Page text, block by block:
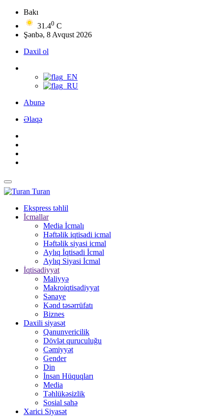
Bakı
31.40 C
Şənbə, 8 Avqust 2026
Daxil ol
Abunə
Əlaqə
Turan
Ekspress təhlil
İcmallar
Media İcmalı
Həftəlik iqtisadi icmal
Həftəlik siyasi icmal
Aylıq İqtisadi İcmal
Aylıq Siyasi İcmal
İqtisadiyyat
Maliyyə
Makroiqtisadiyyat
Sənaye
Kənd təsərrüfatı
Biznes
Daxili siyasət
Qanunvericilik
Dövlət quruculuğu
Cəmiyyət
Gender
Din
İnsan Hüquqları
Media
Təhlükəsizlik
Sosial sahə
Xarici Siyasət